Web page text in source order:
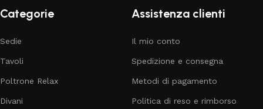
Categorie
Sedie
Tavoli
Poltrone Relax
Divani
Assistenza clienti
Il mio conto
Spedizione e consegna
Metodi di pagamento
Politica di reso e rimborso